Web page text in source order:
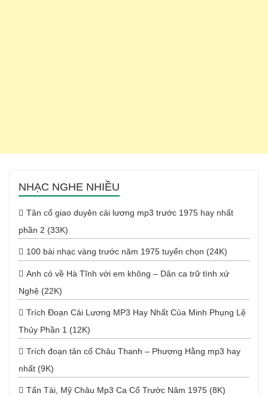
NHẠC NGHE NHIỀU
Tân cổ giao duyên cải lương mp3 trước 1975 hay nhất
phần 2 (33K)
100 bài nhạc vàng trước năm 1975 tuyển chọn (24K)
Anh có về Hà Tĩnh với em không – Dân ca trữ tình xứ
Nghệ (22K)
Trích Đoạn Cải Lương MP3 Hay Nhất Của Minh Phụng Lệ
Thủy Phần 1 (12K)
Trích đoạn tân cổ Châu Thanh – Phượng Hằng mp3 hay
nhất (9K)
Tấn Tài, Mỹ Châu Mp3 Ca Cổ Trước Năm 1975 (8K)